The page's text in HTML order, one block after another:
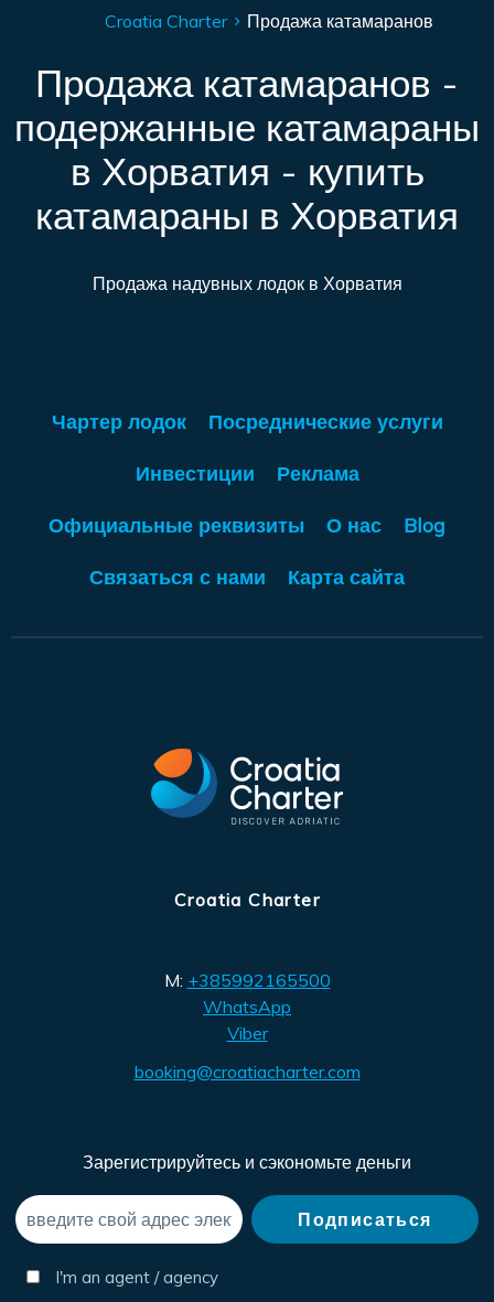
Croatia Charter Продажа катамаранов
Продажа катамаранов -
подержанные катамараны
в Хорватия - купить
катамараны в Хорватия
Продажа надувных лодок в Хорватия
Чартер лодок Посреднические услуги
Инвестиции Реклама
Официальные реквизиты О нас Blog
Связаться с нами Карта сайта
Croatia Charter
M: +385992165500
WhatsApp
Viber
booking@croatiacharter.com
Зарегистрируйтесь и сэкономьте деньги
I'm an agent / agency